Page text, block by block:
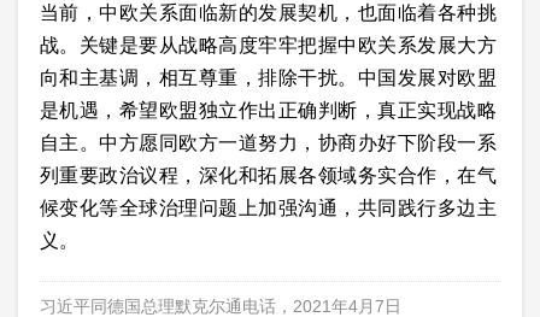
当前，中欧关系面临新的发展契机，也面临着各种挑
战。关键是要从战略高度牢牢把握中欧关系发展大方
向和主基调，相互尊重，排除干扰。中国发展对欧盟
是机遇，希望欧盟独立作出正确判断，真正实现战略
自主。中方愿同欧方一道努力，协商办好下阶段一系
列重要政治议程，深化和拓展各领域务实合作，在气
候变化等全球治理问题上加强沟通，共同践行多边主
义。
习近平同德国总理默克尔通电话，2021年4月7日